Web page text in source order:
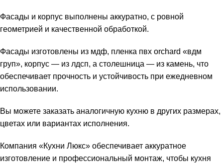
Фасады и корпус выполнены аккуратно, с ровной
геометрией и качественной обработкой.
Фасады изготовлены из мдф, пленка пвх orchard «вдм
груп», корпус — из лдсп, а столешница — из камень, что
обеспечивает прочность и устойчивость при ежедневном
использовании.
Вы можете заказать аналогичную кухню в других размерах,
цветах или вариантах исполнения.
Компания «Кухни Люкс» обеспечивает аккуратное
изготовление и профессиональный монтаж, чтобы кухня